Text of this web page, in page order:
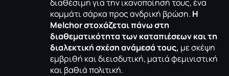
διαθέσιμη για την ικανοποίησή τους, ένα
κομμάτι σάρκα προς ανδρική βρώση. Η
Melchorστοχάζεται πάνω στη
διαθεματικότητα των καταπιέσεων και τη
διαλεκτική σχέση ανάμεσά τους, με σκέψη
εμβριθή και διεισδυτική, ματιά φεμινιστική
και βαθιά πολιτική.